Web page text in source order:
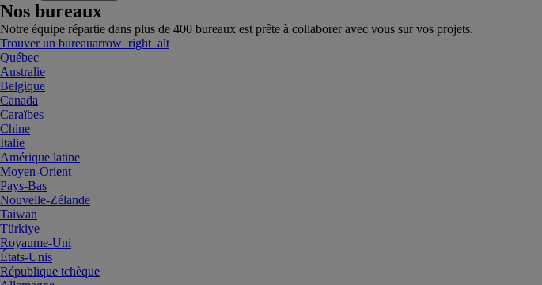
Nos bureaux
Notre équipe répartie dans plus de 400 bureaux est prête à collaborer avec vous sur vos projets.
Trouver un bureauarrow_right_alt
Québec
Australie
Belgique
Canada
Caraïbes
Chine
Italie
Amérique latine
Moyen-Orient
Pays-Bas
Nouvelle-Zélande
Taiwan
Türkiye
Royaume-Uni
États-Unis
République tchèque